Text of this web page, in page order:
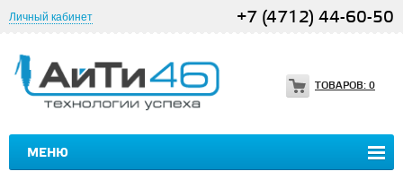
Личный кабинет +7 (4712) 44-60-50
МЕНЮ
ТОВАРОВ: 0